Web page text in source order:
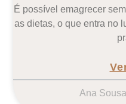
É possível emagrecer
as dietas, o que entra no
Ana Sousa